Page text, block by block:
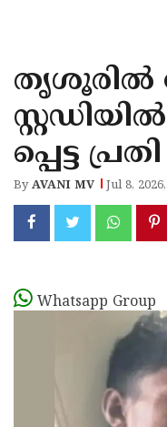
KANNUR
KASARAGOD
തൃശൂരിൽ
പ്പെട്ട
ByAVANI MV Jul 8,
Whatsapp Group